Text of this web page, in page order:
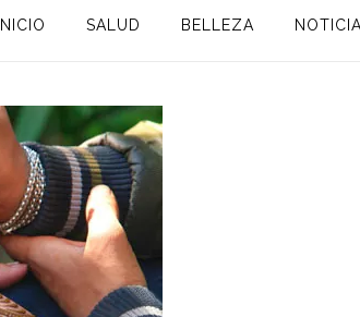
INICIO SALUD BELLEZA